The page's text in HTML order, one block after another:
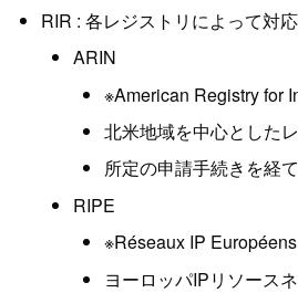
RIR : 各レジストリによって対
ARIN
※American Registry for
北米地域を中心とした
所定の申請手続きを経
RIPE
※Réseaux IP
ヨーロッパIPリソース